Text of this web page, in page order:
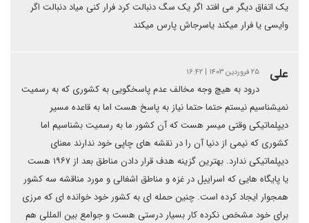
یک اتفاق دیگر می افتد اگر یک سگ دنبالت کرد فرار کنی میاد دنبالت اگر
وایسی یا فرار میکند یاسرجاش پارس میکند
علی ۲۵ فروردین ۱۴۰۳ | ۱۶:۴۲
درود به هیچ وجه مخالف عدم پاسخگویی به کشوری که به رسمیت
نمیشناسیم نیستم حتما حتما نیاز به پاسخ هست اما به قاعده مسیر
دیپلماتیکی وقتی میسر هست که آن کشور ما به رسمیت بشناسیم اما
کشوری که نیمی از دنیا آن را در نقشه های چاپی خود ندارند معنای
دیپلماتیکی ندارد. بهترین گزینه هدف قرار دادن مناطق بعد از ۱۹۶۷ هست
یا پایگاه هایی که اسراییل در غزه و مناطق اشغالی و مورد مناقشه سه کشور
همجوار ایجاد کرده است. چنین حمله ای به کشور خود خوانده ای که مرزی
برای خود مشخص نکرده کار بسیار درستی هست و جوامع بین المللی هم